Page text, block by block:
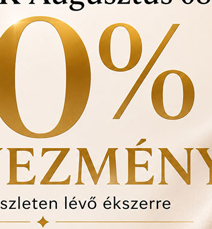
Vásárlási
felhasznált
Ékszertartó
Évente 1
történt-e ,
felfedezett